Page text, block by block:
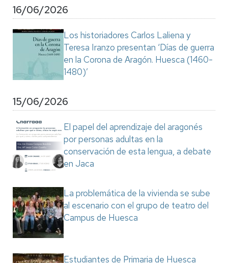
16/06/2026
Los historiadores Carlos Laliena y
Teresa Iranzo presentan ‘Días de guerra
en la Corona de Aragón. Huesca (1460-
1480)’
15/06/2026
El papel del aprendizaje del aragonés
por personas adultas en la
conservación de esta lengua, a debate
en Jaca
La problemática de la vivienda se sube
al escenario con el grupo de teatro del
Campus de Huesca
Estudiantes de Primaria de Huesca